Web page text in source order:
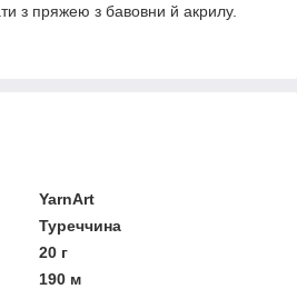
з пряжею з бавовни й акрилу.
YarnArt
Туреччина
20 г
190 м